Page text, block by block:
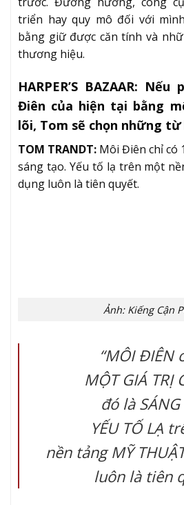
triển hay quy mô đối với
bằng giữ được căn tính và
thương hiệu.
HARPER’S BAZAAR: Nếu
Điên của hiện tại bằng
lõi, Tom sẽ chọn những từ
TOM TRANDT: Môi Điên chỉ có
sáng tạo. Yếu tố lạ trên một
dụng luôn là tiên quyết.
Ảnh: Kiếng Cận
“MÔI ĐIÊN
MỘT GIÁ TRỊ